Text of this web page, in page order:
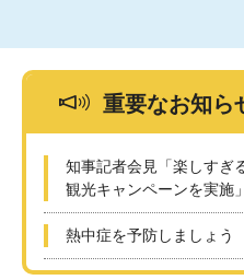
重要なお知ら
知事記者会見「楽しすぎ
観光キャンペーンを実施
熱中症を予防しましょう